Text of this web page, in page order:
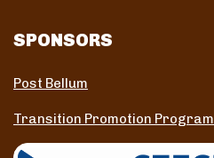
SPONSORS
Post Bellum
Transition Promotion Program